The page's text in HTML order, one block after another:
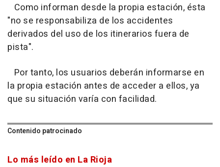
Como informan desde la propia estación, ésta
"no se responsabiliza de los accidentes
derivados del uso de los itinerarios fuera de
pista".
Por tanto, los usuarios deberán informarse en
la propia estación antes de acceder a ellos, ya
que su situación varía con facilidad.
Contenido patrocinado
Lo más leído en La Rioja